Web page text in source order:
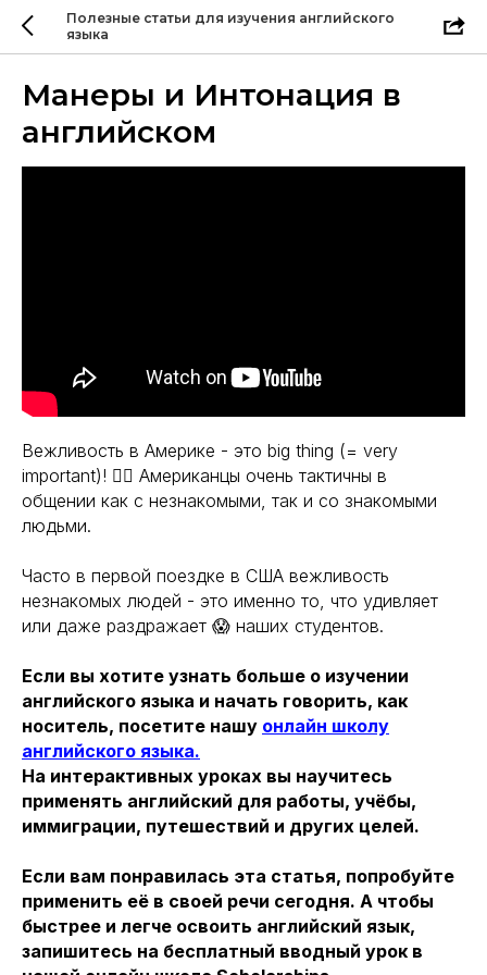
Полезные статьи для изучения английского
языка
Манеры и Интонация в
английском
Вежливость в Америке - это big thing (= very
important)! ☝🏼 Американцы очень тактичны в
общении как с незнакомыми, так и со знакомыми
людьми.
Часто в первой поездке в США вежливость
незнакомых людей - это именно то, что удивляет
или даже раздражает 😱 наших студентов.
Если вы хотите узнать больше о изучении
английского языка и начать говорить, как
носитель, посетите нашу онлайн школу
английского языка.
На интерактивных уроках вы научитесь
применять английский для работы, учёбы,
иммиграции, путешествий и других целей.
Если вам понравилась эта статья, попробуйте
применить её в своей речи сегодня. А чтобы
быстрее и легче освоить английский язык,
запишитесь на бесплатный вводный урок в